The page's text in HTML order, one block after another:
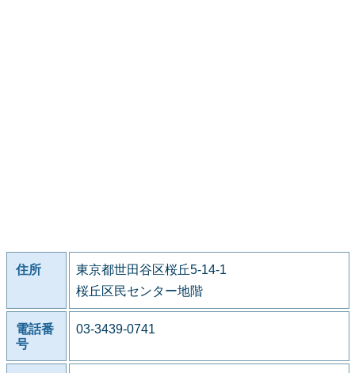
住所
東京都世田谷区桜丘5-14-1
桜丘区民センター地階
電話番
号
03-3439-0741